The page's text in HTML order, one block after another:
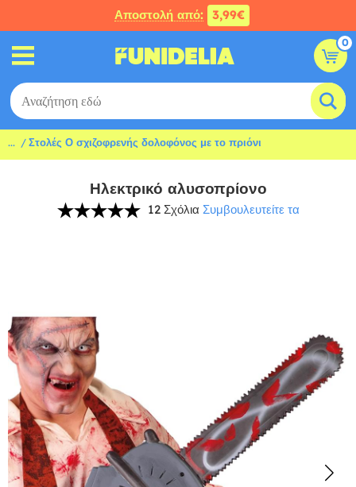
Αποστολή από: 3,99€
0
... Στολές Ο σχιζοφρενής δολοφόνος με το πριόνι
Ηλεκτρικό αλυσοπρίονο
12 Σχόλια Συμβουλευτείτε τα